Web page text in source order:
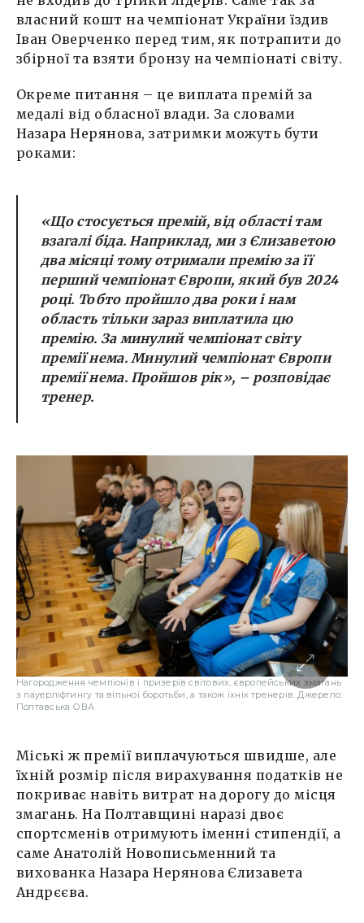
власний кошт на чемпіонат України їздив
Іван Оверченко перед тим, як потрапити до
збірної та взяти бронзу на чемпіонаті світу.
Окреме питання – це виплата премій за
медалі від обласної влади. За словами
Назара Нерянова, затримки можуть бути
роками:
«Що стосується премій, від області там
взагалі біда. Наприклад, ми з Єлизаветою
два місяці тому отримали премію за її
перший чемпіонат Європи, який був 2024
році. Тобто пройшло два роки і нам
область тільки зараз виплатила цю
премію. За минулий чемпіонат світу
премії нема. Минулий чемпіонат Європи
премії нема. Пройшов рік», – розповідає
тренер.
Нагородження чемпіонів і призерів світових, європейських змагань
з пауерліфтингу та вільної боротьби, а також їхніх тренерів. Джерело:
Полтавська ОВА
Міські ж премії виплачуються швидше, але
їхній розмір після вирахування податків не
покриває навіть витрат на дорогу до місця
змагань. На Полтавщині наразі двоє
спортсменів отримують іменні стипендії, а
саме Анатолій Новописьменний та
вихованка Назара Нерянова Єлизавета
Андрєєва.